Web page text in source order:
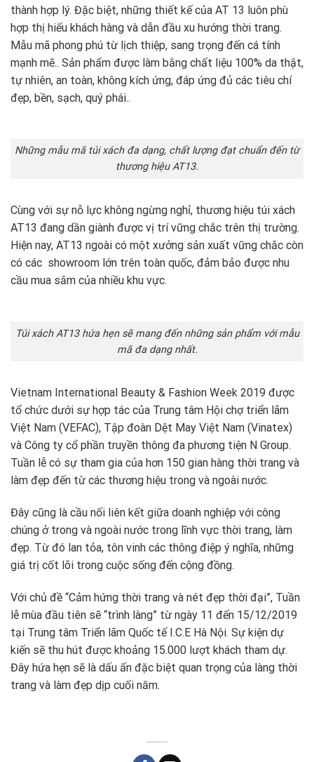
thành hợp lý. Đặc biệt, những thiết kế của AT 13 luôn phù
hợp thị hiếu khách hàng và dẫn đầu xu hướng thời trang.
Mẫu mã phong phú từ lịch thiệp, sang trọng đến cá tính
mạnh mẽ.. Sản phẩm được làm bằng chất liệu 100% da thật,
tự nhiên, an toàn, không kích ứng, đáp ứng đủ các tiêu chí
đẹp, bền, sạch, quý phái..
Những mẫu mã túi xách đa dạng, chất lượng đạt chuẩn đến từ
thương hiệu AT13.
Cùng với sự nỗ lực không ngừng nghỉ, thương hiệu túi xách
AT13 đang dần giành được vị trí vững chắc trên thị trường.
Hiện nay, AT13 ngoài có một xưởng sản xuất vững chắc còn
có các showroom lớn trên toàn quốc, đảm bảo được nhu
cầu mua sắm của nhiều khu vực.
Túi xách AT13 hứa hẹn sẽ mang đến những sản phẩm với mẫu
mã đa dạng nhất.
Vietnam International Beauty & Fashion Week 2019 được
tổ chức dưới sự hợp tác của Trung tâm Hội chợ triển lãm
Việt Nam (VEFAC), Tập đoàn Dệt May Việt Nam (Vinatex)
và Công ty cổ phần truyền thông đa phương tiện N Group.
Tuần lễ có sự tham gia của hơn 150 gian hàng thời trang và
làm đẹp đến từ các thương hiệu trong và ngoài nước.
Đây cũng là cầu nối liên kết giữa doanh nghiệp với công
chúng ở trong và ngoài nước trong lĩnh vực thời trang, làm
đẹp. Từ đó lan tỏa, tôn vinh các thông điệp ý nghĩa, những
giá trị cốt lõi trong cuộc sống đến cộng đồng.
Với chủ đề “Cảm hứng thời trang và nét đẹp thời đại”, Tuần
lễ mùa đầu tiên sẽ “trình làng” từ ngày 11 đến 15/12/2019
tại Trung tâm Triển lãm Quốc tế I.C.E Hà Nội. Sự kiện dự
kiến sẽ thu hút được khoảng 15.000 lượt khách tham dự.
Đây hứa hẹn sẽ là dấu ấn đặc biệt quan trọng của làng thời
trang và làm đẹp dịp cuối năm.